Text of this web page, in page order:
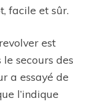
facile et sûr.
est
le secours des
a essayé de
l’indique